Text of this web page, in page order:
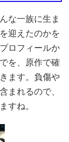
な一族に生ま
迎えたのかを
ロフィールか
を、原作で確
ます。負傷や
まれるので、
すね。